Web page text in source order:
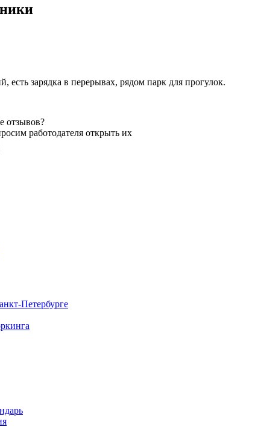
есть зарядка в перерывах, рядом парк для прогулок.
отзывов?
работодателя открыть их
Петербурге